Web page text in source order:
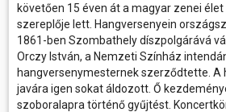
követően 15 éven át a magyar zenei
szereplője lett. Hangversenyein
1861-ben Szombathely díszpolgárává
Orczy István, a Nemzeti Színház
hangversenymesternek szerződtette. A
javára igen sokat áldozott. Ő
szoboralapra történő gyűjtést.